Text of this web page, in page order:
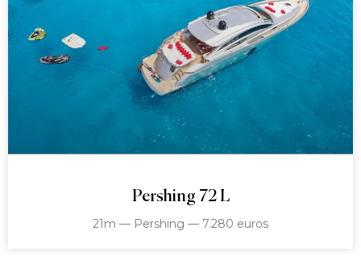
Pershing 72 L
21m — Pershing — 7.280 euros